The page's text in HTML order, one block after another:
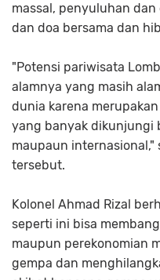
massal, penyuluhan dan
dan doa bersama dan
"Potensi pariwisata
alamnya yang masih
dunia karena
yang banyak dikunjungi
maupaun
tersebut.
Kolonel Ahmad Rizal
seperti ini bisa
maupun perekonomian
gempa dan